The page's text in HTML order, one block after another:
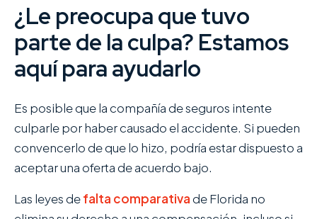
¿Le preocupa que tuvo
parte de la culpa? Estamos
aquí para ayudarlo
Es posible que la compañía de seguros intente
culparle por haber causado el accidente. Si pueden
convencerlo de que lo hizo, podría estar dispuesto a
aceptar una oferta de acuerdo bajo.
Las leyes defalta comparativade Florida no